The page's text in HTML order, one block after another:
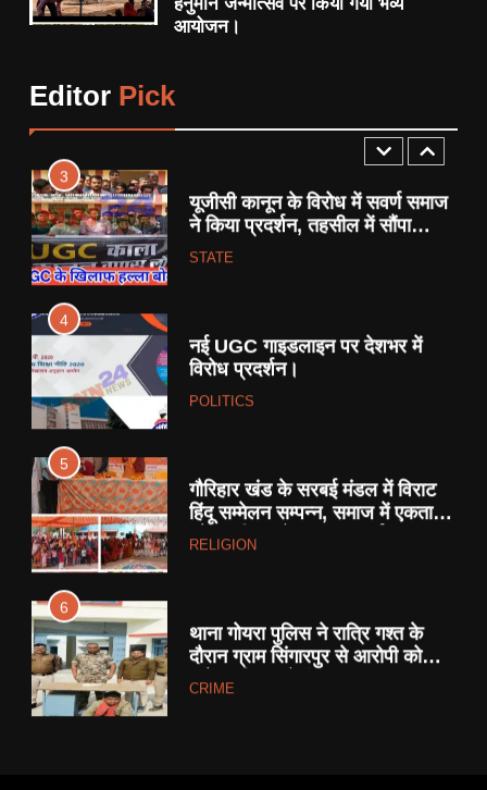
आयोजन।
Editor Pick
2
उबाल।
3
यूजीसी कानून के विरोध में सवर्ण समाज
ने किया प्रदर्शन, तहसील में सौंपा
STATE
4
नई UGC गाइडलाइन पर देशभर में
विरोध प्रदर्शन।
POLITICS
5
गौरिहार खंड के सरबई मंडल में विराट
हिंदू सम्मेलन सम्पन्न, समाज में एकता
और जातिगत भेदभाव पर चर्चा ।
RELIGION
6
थाना गोयरा पुलिस ने रात्रि गश्त के
दौरान ग्राम सिंगारपुर से आरोपी को
अवैध हथियार देशी कट्टा, कारतूस
सहित किया गिरफ्तार।
CRIME